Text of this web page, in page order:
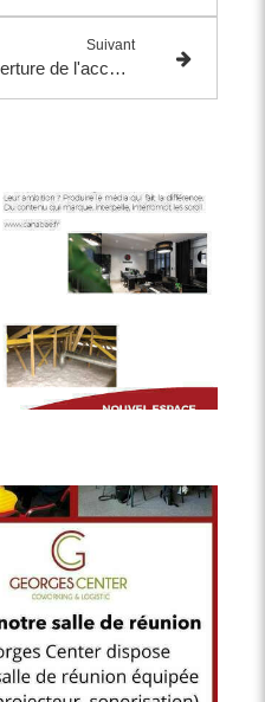
Suivant
Nouveaux horaires d'ouverture de l'accueil à partir du 1er avril 2025